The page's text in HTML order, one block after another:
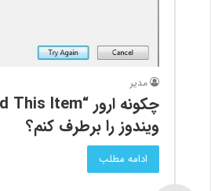
مدیر
ویندوز را برطرف کنم؟
ادامه مطلب